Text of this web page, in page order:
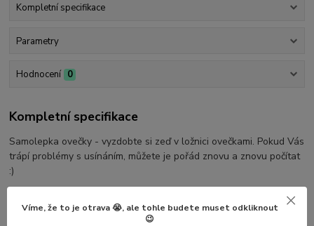
Kompletní specifikace
Parametry
Hodnocení 0
Kompletní specifikace
Samolepka ovečky - vyzdobte si zeď v ložnici ovečkami. Pokud Vás
trápí problémy s usínáním, můžete je pořád znovu a znovu počítat
:)
připojeném obrázku
Víme, že to je otrava 😭, ale tohle budete muset odkliknout
😉